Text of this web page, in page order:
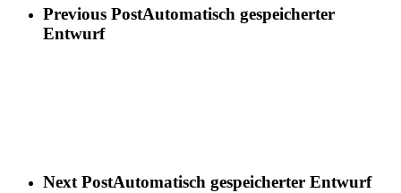
Previous PostAutomatisch gespeicherter
Entwurf
Next PostAutomatisch gespeicherter Entwurf